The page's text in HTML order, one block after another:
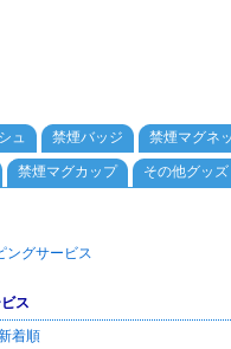
ュ 禁煙バッジ 禁煙マグネ
禁煙マグカップ その他グッ
ングサービス
ス
着順